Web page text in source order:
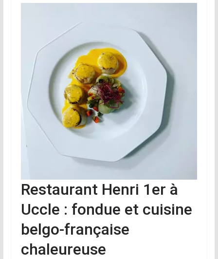
Restaurant Henri 1er à
Uccle : fondue et cuisine
belgo-française
chaleureuse